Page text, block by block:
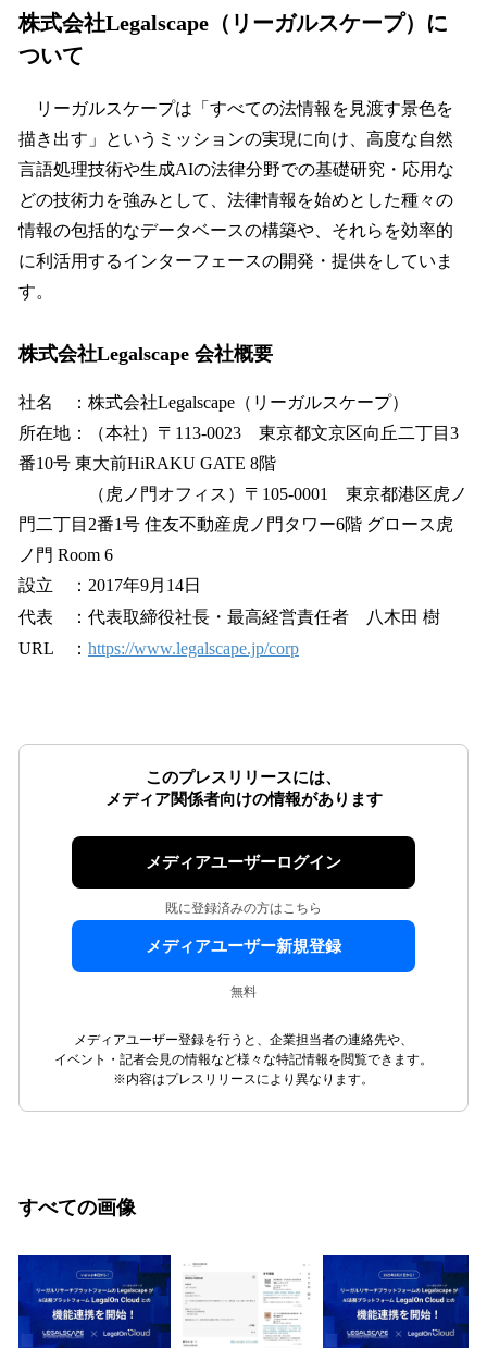
株式会社Legalscape（リーガルスケープ）に
ついて
リーガルスケープは「すべての法情報を見渡す景色を
描き出す」というミッションの実現に向け、高度な自然
言語処理技術や生成AIの法律分野での基礎研究・応用な
どの技術力を強みとして、法律情報を始めとした種々の
情報の包括的なデータベースの構築や、それらを効率的
に利活用するインターフェースの開発・提供をしていま
す。
株式会社Legalscape 会社概要
社名 ：株式会社Legalscape（リーガルスケープ）
所在地：（本社）〒113-0023 東京都文京区向丘二丁目3
番10号 東大前HiRAKU GATE 8階
（虎ノ門オフィス）〒105-0001 東京都港区虎ノ
門二丁目2番1号 住友不動産虎ノ門タワー6階 グロース虎
ノ門 Room 6
設立 ：2017年9月14日
代表 ：代表取締役社長・最高経営責任者 八木田 樹
URL ： https://www.legalscape.jp/corp
このプレスリリースには、
メディア関係者向けの情報があります
メディアユーザーログイン
既に登録済みの方はこちら
メディアユーザー新規登録
無料
メディアユーザー登録を行うと、企業担当者の連絡先や、
イベント・記者会見の情報など様々な特記情報を閲覧できます。
※内容はプレスリリースにより異なります。
すべての画像